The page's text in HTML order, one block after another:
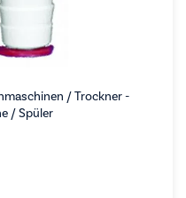
/ Trockner -
/ Spüler